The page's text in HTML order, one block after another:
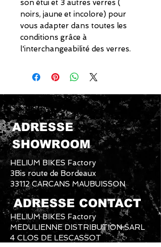
son étui et 3 autres verres (
noirs, jaune et incolore) pour
vous adapter dans toutes les
conditions grâce à
l'interchangeabilité des verres.
ADRESSE
SHOWROOM
HELIUM BIKES Factory
3Bis route de Bordeaux
33112 CARCANS MAUBUISSON
ADRESSE CONTACT
HELIUM BIKES Factory
MEDULIENNE DISTRIBUTION SARL
4 CLOS DE LESCASSOT